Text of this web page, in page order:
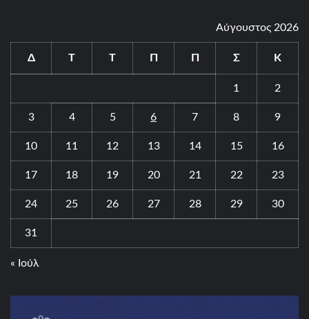
Αύγουστος 2026
Δ Τ Τ Π Π Σ Κ
1 2
3 4 5 6 7 8 9
10 11 12 13 14 15 16
17 18 19 20 21 22 23
24 25 26 27 28 29 30
31
« Ιούλ